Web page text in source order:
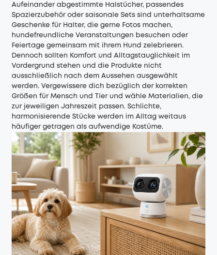
Aufeinander abgestimmte Halstücher, passendes
Spazierzubehör oder saisonale Sets sind unterhaltsame
Geschenke für Halter, die gerne Fotos machen,
hundefreundliche Veranstaltungen besuchen oder
Feiertage gemeinsam mit ihrem Hund zelebrieren.
Dennoch sollten Komfort und Alltagstauglichkeit im
Vordergrund stehen und die Produkte nicht
ausschließlich nach dem Aussehen ausgewählt
werden. Vergewissere dich bezüglich der korrekten
Größen für Mensch und Tier und wähle Materialien, die
zur jeweiligen Jahreszeit passen. Schlichte,
harmonisierende Stücke werden im Alltag weitaus
häufiger getragen als aufwendige Kostüme.